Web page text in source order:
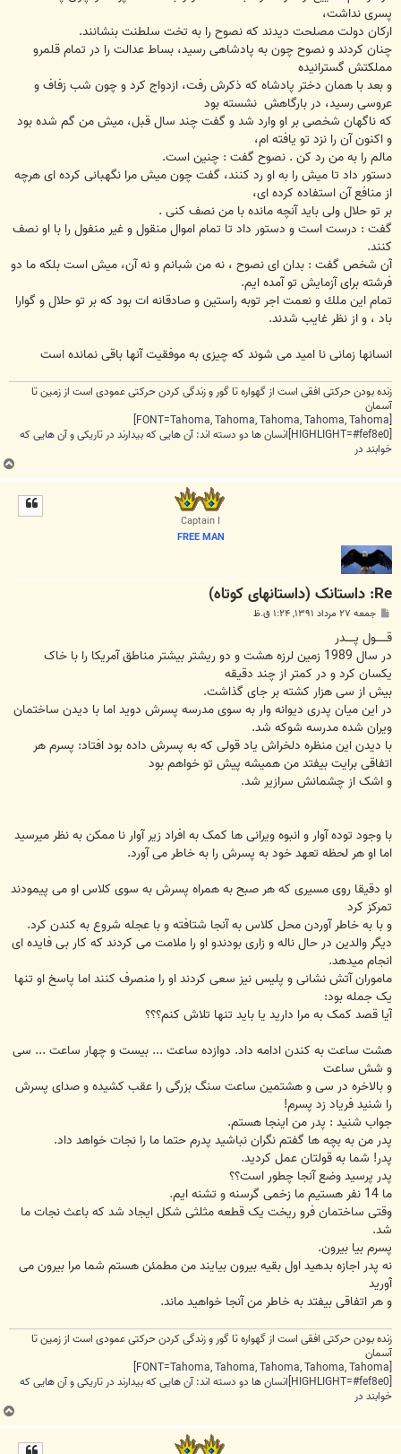
پسرى نداشت،
اركان دولت مصلحت ديدند كه نصوح را به تخت سلطنت بنشانند.
چنان كردند و نصوح چون به پادشاهى رسيد، بساط عدالت را در تمام قلمرو
مملكتش گسترانيده
و بعد با همان دختر پادشاه كه ذكرش رفت، ازدواج كرد و چون شب زفاف و
عروسى رسيد، در بارگاهش ‍ نشسته بود
كه ناگهان شخصى بر او وارد شد و گفت چند سال قبل، ميش من گم شده بود
و اكنون آن را نزد تو يافته ام،
مالم را به من رد كن . نصوح گفت : چنين است.
دستور داد تا ميش را به او رد كنند، گفت چون ميش مرا نگهبانى كرده اى هرچه
از منافع آن استفاده كرده اى،
بر تو حلال ولى بايد آنچه مانده با من نصف كنى .
گفت : درست است و دستور داد تا تمام اموال منقول و غير منفول را با او نصف
كنند.
آن شخص گفت : بدان اى نصوح ، نه من شبانم و نه آن، ميش است بلكه ما دو
فرشته براى آزمايش تو آمده ايم.
تمام اين ملك و نعمت اجر توبه راستين و صادقانه ات بود كه بر تو حلال و گوارا
باد ، و از نظر غايب شدند.
انسانها زمانی نا امید می شوند که چیزی به موفقیت آنها باقی نمانده است
زنده بودن حرکتی افقی است از گهواره تا گور و زندگی کردن حرکتی عمودی است از زمین تا
آسمان
[FONT=Tahoma, Tahoma, Tahoma, Tahoma, Tahoma]
[HIGHLIGHT=#fef8e0]انسان ها دو دسته اند: آن هایی که بیدارند در تاریکی و آن هایی که
خوابند در
ب
ا
Captain I
FREE MAN
Re: داستانک (داستانهای کوتاه)
پ
ت
جمعه ۲۷ مرداد ۱۳۹۱, ۱:۲۴ ق.ظ
قــــــول پـــــدر
در سال 1989 زمین لرزه هشت و دو ریشتر بیشتر مناطق آمریکا را با خاک
یکسان کرد و در کمتر از چند دقیقه
بیش از سی هزار کشته بر جای گذاشت.
در این میان پدری دیوانه وار به سوی مدرسه پسرش دوید اما با دیدن ساختمان
ویران شده مدرسه شوکه شد.
با دیدن این منظره دلخراش یاد قولی که به پسرش داده بود افتاد: پسرم هر
اتفاقی برایت بیفتد من همیشه پیش تو خواهم بود
و اشک از چشمانش سرازیر شد.
با وجود توده آوار و انبوه ویرانی ها کمک به افراد زیر آوار نا ممکن به نظر میرسید
اما او هر لحظه تعهد خود به پسرش را به خاطر می آورد.
او دقیقا روی مسیری که هر صبح به همراه پسرش به سوی کلاس او می پیمودند
تمرکز کرد
و با به خاطر آوردن محل کلاس به آنجا شتافته و با عجله شروع به کندن کرد.
دیگر والدین در حال ناله و زاری بودندو او را ملامت می کردند که کار بی فایده ای
انجام میدهد.
ماموران آتش نشانی و پلیس نیز سعی کردند او را منصرف کنند اما پاسخ او تنها
یک جمله بود:
آیا قصد کمک به مرا دارید یا باید تنها تلاش کنم؟؟؟
هشت ساعت به کندن ادامه داد. دوازده ساعت ... بیست و چهار ساعت ... سی
و شش ساعت
و بالاخره در سی و هشتمین ساعت سنگ بزرگی را عقب کشیده و صدای پسرش
را شنید فریاد زد پسرم!
جواب شنید : پدر من اینجا هستم.
پدر من به بچه ها گفتم نگران نباشید پدرم حتما ما را نجات خواهد داد.
پدر! شما به قولتان عمل کردید.
پدر پرسید وضع آنجا چطور است؟؟
ما 14 نفر هستیم ما زخمی گرسنه و تشنه ایم.
وقتی ساختمان فرو ریخت یک قطعه مثلثی شکل ایجاد شد که باعث نجات ما
شد.
پسرم بیا بیرون.
نه پدر اجازه بدهید اول بقیه بیرون بیایند من مطمئن هستم شما مرا بیرون می
آورید
و هر اتفاقی بیفتد به خاطر من آنجا خواهید ماند.
زنده بودن حرکتی افقی است از گهواره تا گور و زندگی کردن حرکتی عمودی است از زمین تا
آسمان
[FONT=Tahoma, Tahoma, Tahoma, Tahoma, Tahoma]
[HIGHLIGHT=#fef8e0]انسان ها دو دسته اند: آن هایی که بیدارند در تاریکی و آن هایی که
خوابند در
ب
ا